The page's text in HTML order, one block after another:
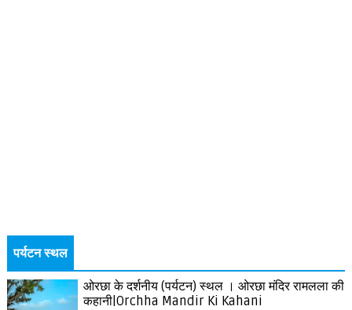
पर्यटन स्थल
ओरछा के दर्शनीय (पर्यटन) स्थल । ओरछा मंदिर रामलला की
कहानी|Orchha Mandir Ki Kahani